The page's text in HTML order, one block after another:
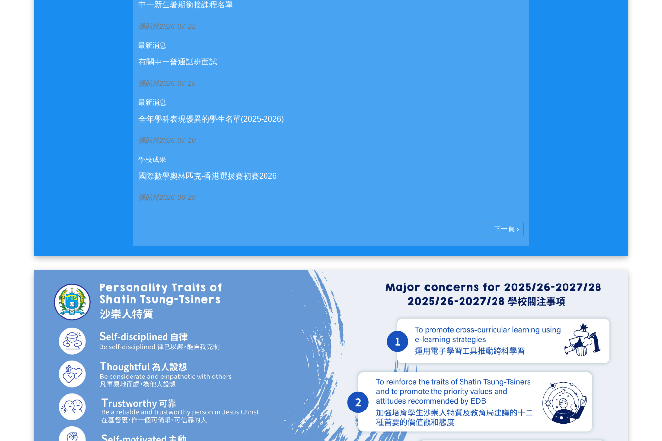
中一新生暑期銜接課程名單
張貼於2026-07-22
最新消息
有關中一普通話班面試
張貼於2026-07-15
最新消息
全年學科表現優異的學生名單(2025-2026)
張貼於2026-07-10
學校成果
國際數學奧林匹克-香港選拔賽初賽2026
張貼於2026-06-29
Next
page
下一頁 ›